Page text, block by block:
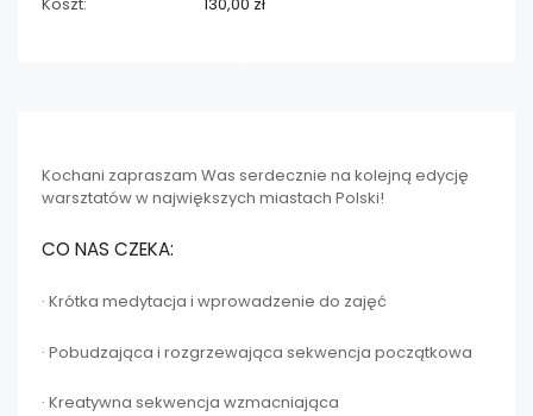
Kochani zapraszam Was serdecznie na kolejną edycję
warsztatów w największych miastach Polski!
CO NAS CZEKA:
· Krótka medytacja i wprowadzenie do zajęć
· Pobudzająca i rozgrzewająca sekwencja początkowa
· Kreatywna sekwencja wzmacniająca